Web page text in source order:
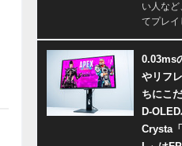
い人な
てプレイ
0.03ms
やリフ
ちにこ
D-
Crysta